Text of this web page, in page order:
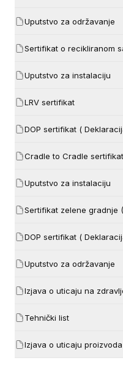
Uputstvo za održavanje
Sertifikat o recikliranom
Uputstvo za instalaciju
LRV sertifikat
DOP sertifikat (
Cradle to Cradle sertifikat
Uputstvo za instalaciju
Sertifikat zelene gradnje
DOP sertifikat (
Uputstvo za održavanje
Izjava o uticaju na
Tehnički list
Izjava o uticaju